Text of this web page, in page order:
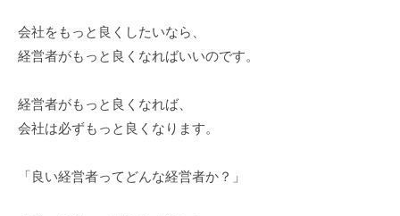
会社をもっと良くしたいなら、
経営者がもっと良くなればいいのです。
経営者がもっと良くなれば、
会社は必ずもっと良くなります。
「良い経営者ってどんな経営者か？」